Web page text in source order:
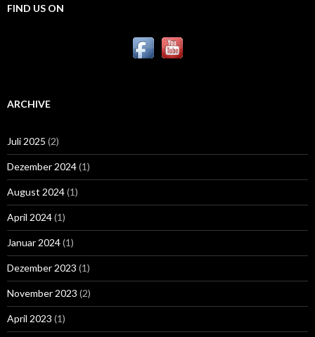
FIND US ON
ARCHIVE
Juli 2025 (2)
Dezember 2024(1)
August 2024(1)
April 2024(1)
Januar 2024(1)
Dezember 2023 (1)
November 2023 (2)
April 2023 (1)